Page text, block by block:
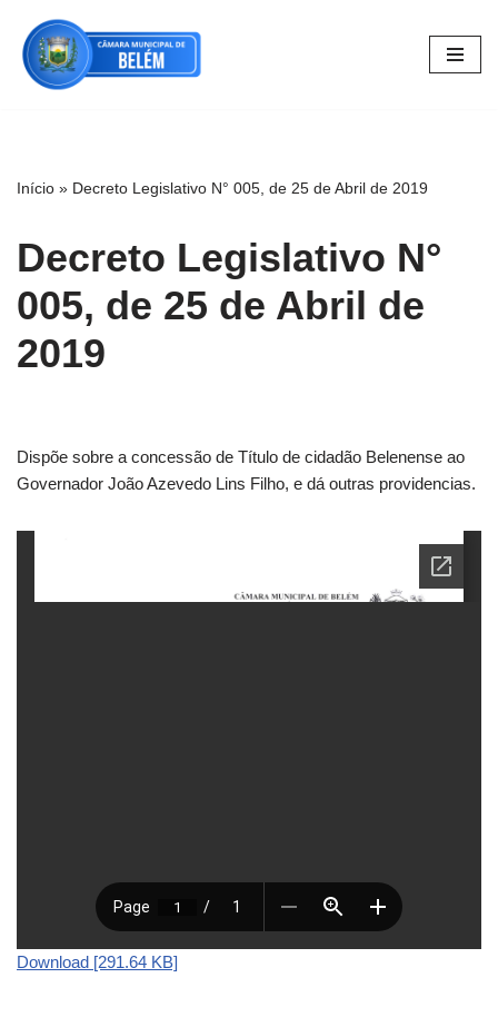
Pular
para
Início » Decreto Legislativo N° 005, de 25 de Abril de 2019
Decreto Legislativo N°
005, de 25 de Abril de
2019
Dispõe sobre a concessão de Título de cidadão Belenense ao
Governador João Azevedo Lins Filho, e dá outras providencias.
Download [291.64 KB]